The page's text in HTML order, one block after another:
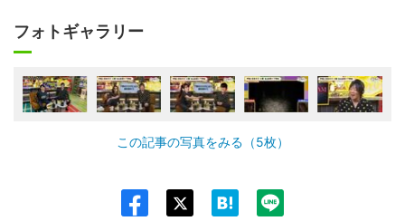
フォトギャラリー
この記事の写真をみる（5枚）